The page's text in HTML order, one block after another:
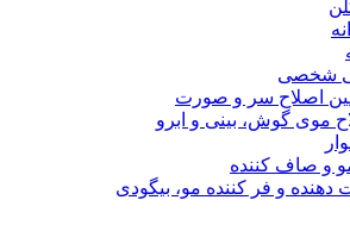
شخصی
اصلاح سر و صورت
موی گوش، بینی و ابرو
مو و صاف کننده
دهنده و فر کننده مو، بیگودی